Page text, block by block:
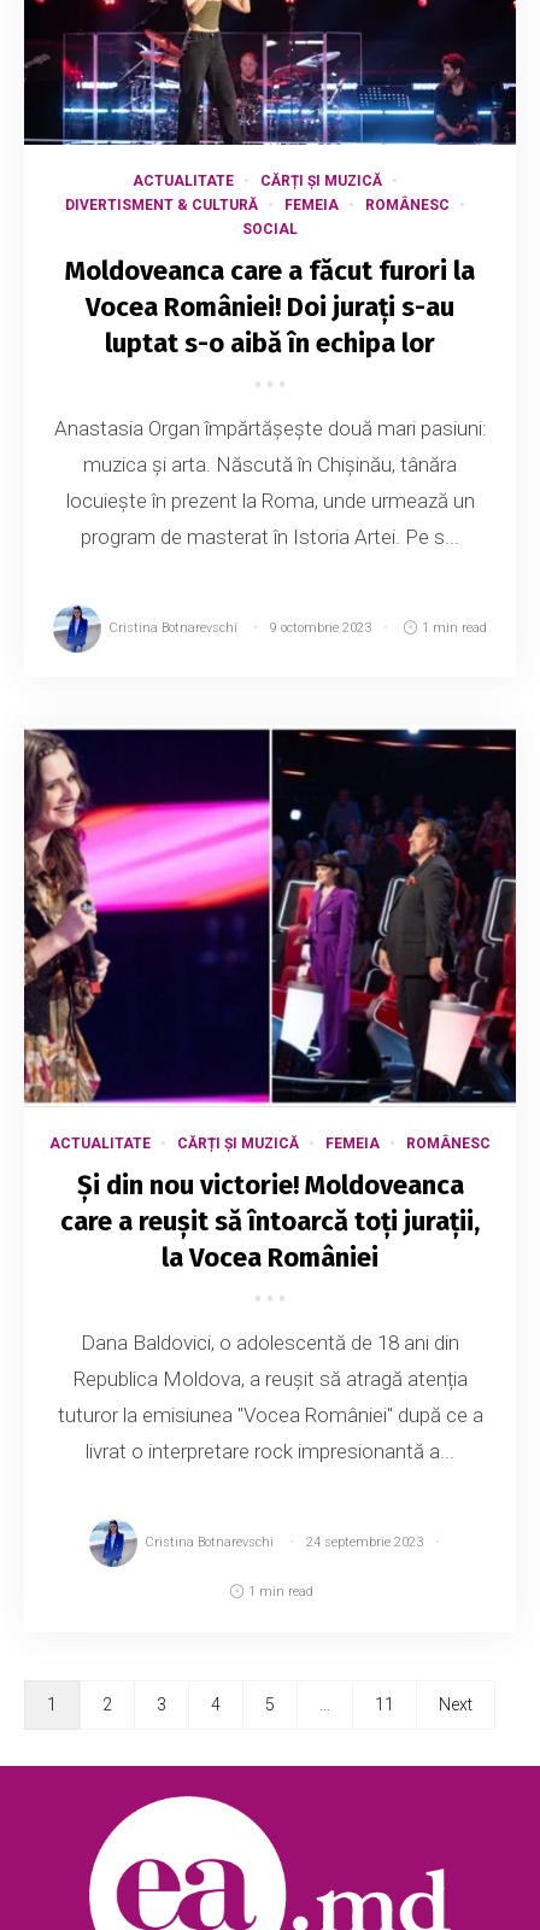
ACTUALITATE
CĂRȚI ȘI MUZICĂ
DIVERTISMENT & CULTURĂ
FEMEIA
ROMÂNESC
SOCIAL
Moldoveanca care a făcut furori la
Vocea României! Doi jurați s-au
luptat s-o aibă în echipa lor
Anastasia Organ împărtășește două mari pasiuni:
muzica și arta. Născută în Chișinău, tânăra
locuiește în prezent la Roma, unde urmează un
program de masterat în Istoria Artei. Pe s...
Cristina Botnarevschi 9 octombrie 2023 1 min read
ACTUALITATE CĂRȚI ȘI MUZICĂ FEMEIA ROMÂNESC
Și din nou victorie! Moldoveanca
care a reușit să întoarcă toți jurații,
la Vocea României
Dana Baldovici, o adolescentă de 18 ani din
Republica Moldova, a reușit să atragă atenția
tuturor la emisiunea "Vocea României" după ce a
livrat o interpretare rock impresionantă a...
Cristina Botnarevschi 24 septembrie 2023
1 min read
1 2 3 4 5 … 11 Next